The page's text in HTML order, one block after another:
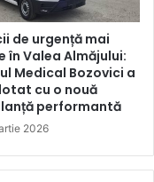
de urgență mai
în Valea Almăjului:
Medical Bozovici a
cu o nouă
performantă
2026